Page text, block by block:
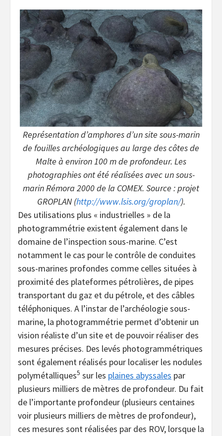
Représentation d’amphores d’un site sous-marin
de fouilles archéologiques au large des côtes de
Malte à environ 100 m de profondeur. Les
photographies ont été réalisées avec un sous-
marin Rémora 2000 de la COMEX. Source : projet
GROPLAN (http://www.lsis.org/groplan/).
Des utilisations plus « industrielles » de la
photogrammétrie existent également dans le
domaine de l’inspection sous-marine. C’est
notamment le cas pour le contrôle de conduites
sous-marines profondes comme celles situées à
proximité des plateformes pétrolières, de pipes
transportant du gaz et du pétrole, et des câbles
téléphoniques. A l’instar de l’archéologie sous-
marine, la photogrammétrie permet d’obtenir un
vision réaliste d’un site et de pouvoir réaliser des
mesures précises. Des levés photogrammétriques
sont également réalisés pour localiser les nodules
polymétalliques5 sur les plaines abyssales par
plusieurs milliers de mètres de profondeur. Du fait
de l’importante profondeur (plusieurs centaines
voir plusieurs milliers de mètres de profondeur),
ces mesures sont réalisées par des ROV, lorsque la